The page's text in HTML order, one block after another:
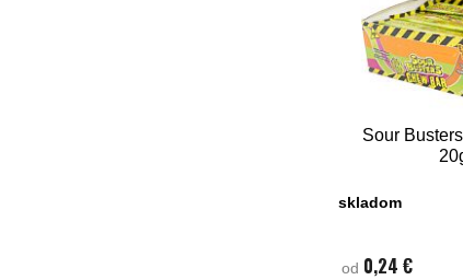
Sour
skladom
od 0,24 €